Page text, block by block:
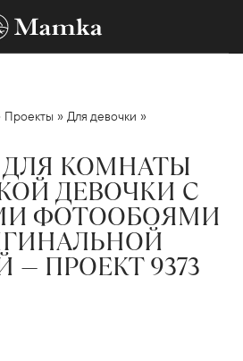
Проекты » Для девочки »
ДЛЯ КОМНАТЫ
ДЕВОЧКИ С
ФОТООБОЯМИ
ПРОЕКТ 9373